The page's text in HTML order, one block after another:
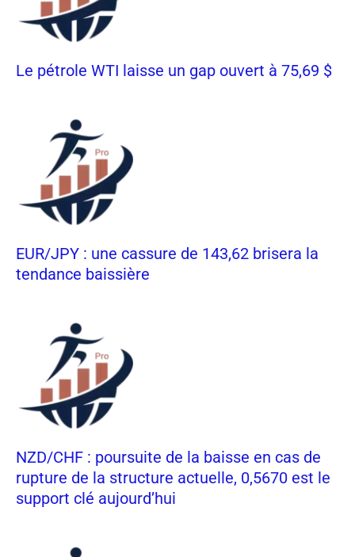
Le pétrole WTI laisse un gap ouvert à 75,69 $
EUR/JPY : une cassure de 143,62 brisera la
tendance baissière
NZD/CHF : poursuite de la baisse en cas de
rupture de la structure actuelle, 0,5670 est le
support clé aujourd’hui